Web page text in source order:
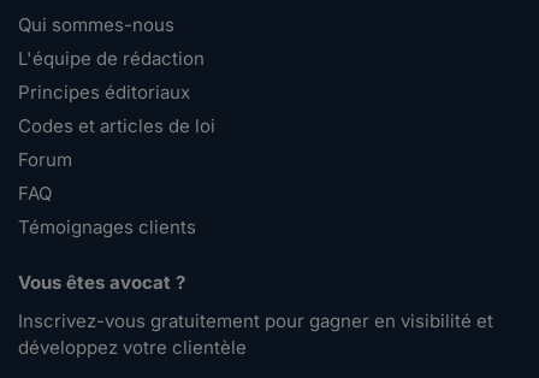
Qui sommes-nous
L'équipe de rédaction
Principes éditoriaux
Codes et articles de loi
Forum
FAQ
Témoignages clients
Vous êtes avocat ?
Inscrivez-vous gratuitement pour gagner en visibilité et
développez votre clientèle